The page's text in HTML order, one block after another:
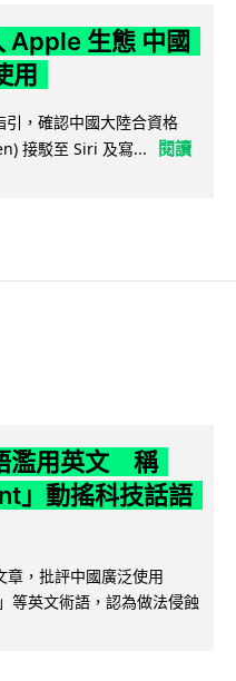
Apple 生態 中國
用
，確認中國大陸合資格
接駁至 Siri 及寫...
閱讀
濫用英文 稱
」動搖科技話語
章，批評中國廣泛使用
等英文術語，認為做法侵蝕